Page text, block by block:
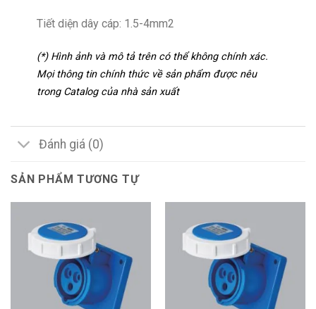
Tiết diện dây cáp: 1.5-4mm2
(*) Hình ảnh và mô tả trên có thể không chính xác.
Mọi thông tin chính thức về sản phẩm được nêu
trong Catalog của nhà sản xuất
Đánh giá (0)
SẢN PHẨM TƯƠNG TỰ